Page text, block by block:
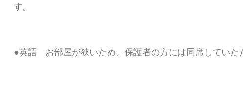
す。
●英語 お部屋が狭いため、保護者の方には同席していた